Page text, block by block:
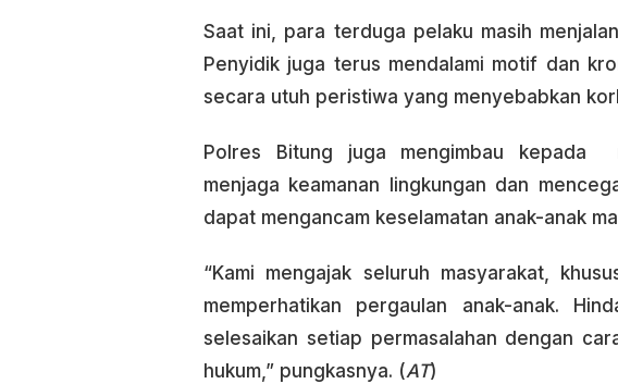
Saat ini, para terduga pelaku masih
Penyidik juga terus mendalami motif dan
secara utuh peristiwa yang menyebabkan
Polres Bitung juga mengimbau kepada
menjaga keamanan lingkungan dan
dapat mengancam keselamatan anak-anak
“Kami mengajak seluruh masyarakat,
memperhatikan pergaulan anak-anak.
selesaikan setiap permasalahan dengan
hukum,” pungkasnya. (AT)